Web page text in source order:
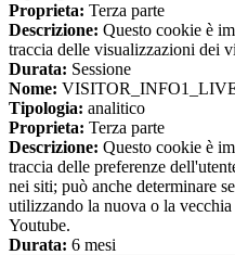
Proprieta: Terza parte
Descrizione: Questo cookie è
traccia delle visualizzazioni dei
Durata: Sessione
Nome:
Tipologia: analitico
Proprieta: Terza parte
Descrizione: Questo cookie è
traccia delle preferenze
nei siti; può anche determinare
utilizzando la nuova o la
Youtube.
Durata: 6 mesi